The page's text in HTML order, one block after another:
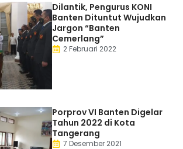
Dilantik, Pengurus KONI
Banten Dituntut Wujudkan
Jargon “Banten
Cemerlang”
2 Februari 2022
Porprov VI Banten Digelar
Tahun 2022 di Kota
Tangerang
7 Desember 2021